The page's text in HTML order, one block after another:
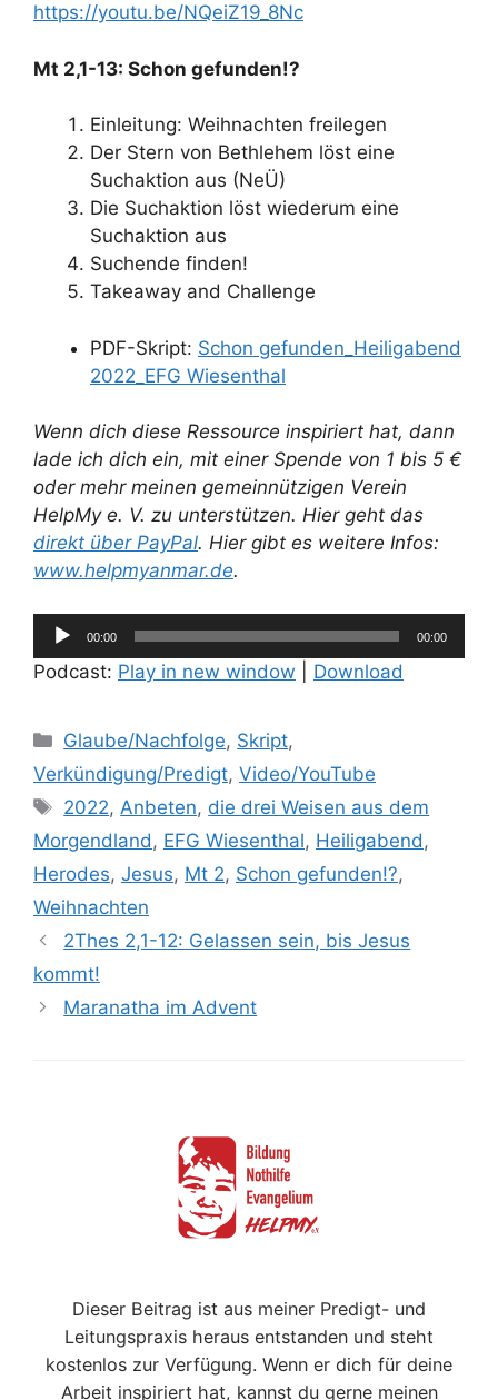
https://youtu.be/NQeiZ19_8Nc
Mt 2,1-13: Schon gefunden!?
Einleitung: Weihnachten freilegen
Der Stern von Bethlehem löst eine
Suchaktion aus (NeÜ)
Die Suchaktion löst wiederum eine
Suchaktion aus
Suchende finden!
Takeaway and Challenge
PDF-Skript: Schon gefunden_Heiligabend
2022_EFG Wiesenthal
Wenn dich diese Ressource inspiriert hat, dann
lade ich dich ein, mit einer Spende von 1 bis 5 €
oder mehr meinen gemeinnützigen Verein
HelpMy e. V. zu unterstützen. Hier geht das
direkt über PayPal. Hier gibt es weitere Infos:
www.helpmyanmar.de.
Audio-
Player
00:00 00:00
Podcast: Play in new window Download
Kategorien
Glaube/Nachfolge, Skript,
Verkündigung/Predigt, Video/YouTube
Schlagwörter
2022, Anbeten, die drei Weisen aus dem
Morgendland , EFG Wiesenthal, Heiligabend ,
Herodes, Jesus, Mt 2, Schon gefunden!?,
Weihnachten
2Thes 2,1-12: Gelassen sein, bis Jesus
kommt!
Maranatha im Advent
Dieser Beitrag ist aus meiner Predigt- und
Leitungspraxis heraus entstanden und steht
kostenlos zur Verfügung. Wenn er dich für deine
Arbeit inspiriert hat, kannst du gerne meinen